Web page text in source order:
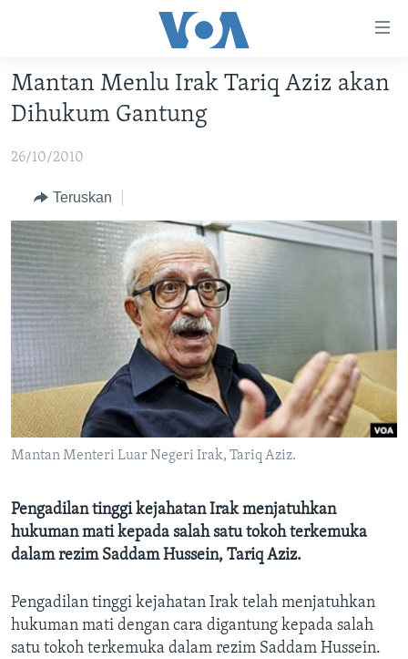
Akses
Lanjut
ke
Konten
Lanjut
ke
Navigasi
Utama
Lanjut
ke
Pencarian
VIDEO
POLYGRAPH
DAFTAR PROGRAM
Learning English
IKUTI KAMI
Bahasa-bahasa
Mantan Menlu Irak Tariq Aziz akan
Dihukum Gantung
26/10/2010
Teruskan
Mantan Menteri Luar Negeri Irak, Tariq Aziz.
Pengadilan tinggi kejahatan Irak menjatuhkan
hukuman mati kepada salah satu tokoh terkemuka
dalam rezim Saddam Hussein, Tariq Aziz.
Pengadilan tinggi kejahatan Irak telah menjatuhkan
hukuman mati dengan cara digantung kepada salah
satu tokoh terkemuka dalam rezim Saddam Hussein.